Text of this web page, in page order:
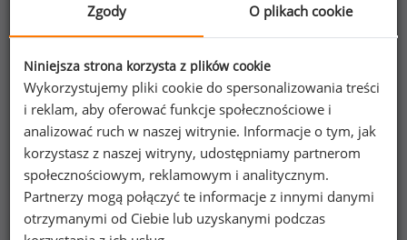
27%
szkolenia/kursy zawodowe
Zgody O plikach cookie
Niniejsza strona korzysta z plików cookie
Wykorzystujemy pliki cookie do spersonalizowania treści
i reklam, aby oferować funkcje społecznościowe i
analizować ruch w naszej witrynie. Informacje o tym, jak
korzystasz z naszej witryny, udostępniamy partnerom
społecznościowym, reklamowym i analitycznym.
Partnerzy mogą połączyć te informacje z innymi danymi
otrzymanymi od Ciebie lub uzyskanymi podczas